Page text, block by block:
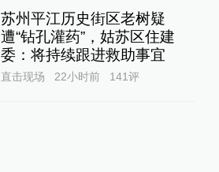
苏州平江历史街区老树疑
遭“钻孔灌药”，姑苏区住建
委：将持续跟进救助事宜
直击现场 22小时前 141评